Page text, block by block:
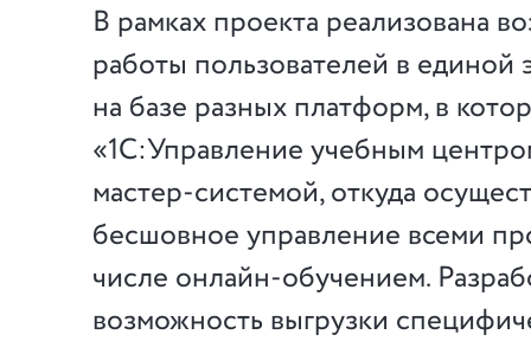
В рамках проекта реализована
работы пользователей в единой
на базе разных платформ, в
«1С:Управление учебным
мастер-системой, откуда
бесшовное управление всеми
числе онлайн-обучением.
возможность выгрузки